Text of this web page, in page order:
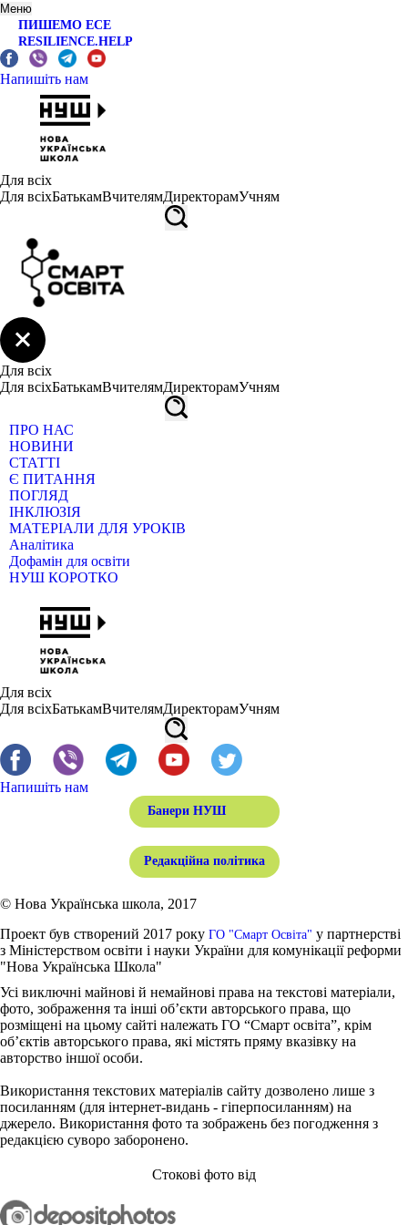
Меню
ПИШЕМО ЕСЕ
RESILIENCE.HELP
Напишіть нам
Для всіх
Для всіхБатькамВчителямДиректорамУчням
Для всіх
Для всіхБатькамВчителямДиректорамУчням
ПРО НАС
НОВИНИ
СТАТТІ
Є ПИТАННЯ
ПОГЛЯД
ІНКЛЮЗІЯ
МАТЕРІАЛИ ДЛЯ УРОКІВ
Аналітика
Дофамін для освіти
НУШ КОРОТКО
Для всіх
Для всіхБатькамВчителямДиректорамУчням
Напишіть нам
Банери НУШ
Редакційна політика
© Нова Українська школа, 2017
Проект був створений 2017 року ГО "Смарт Освіта" у партнерстві
з Міністерством освіти і науки України для комунікації реформи
"Нова Українська Школа"
Усі виключні майнові й немайнові права на текстові матеріали,
фото, зображення та інші об’єкти авторського права, що
розміщені на цьому сайті належать ГО “Смарт освіта”, крім
об’єктів авторського права, які містять пряму вказівку на
авторство іншої особи.
Використання текстових матеріалів сайту дозволено лише з
посиланням (для інтернет-видань - гіперпосиланням) на
джерело. Використання фото та зображень без погодження з
редакцією суворо заборонено.
Стокові фото від